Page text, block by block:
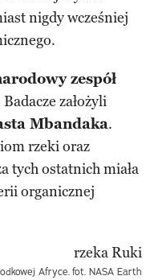
nigdy wcześniej
zespół
założyli
Mbandaka.
rzeki oraz
tych ostatnich miała
organicznej
Afryce. fot. NASA Earth